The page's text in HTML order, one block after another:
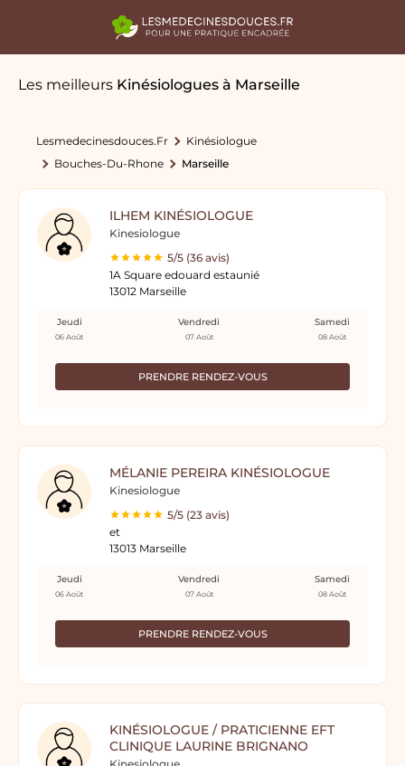
Les meilleurs Kinésiologues à Marseille
Lesmedecinesdouces.fr
Kinésiologue
Bouches-Du-Rhone
Marseille
ILHEM KINÉSIOLOGUE
Kinesiologue
5/5 (36 avis)
1A Square edouard estaunié
13012 Marseille
PRENDRE RENDEZ-VOUS
Jeudi
06 Août
Vendredi
07 Août
Samedi
08 Août
MÉLANIE PEREIRA KINÉSIOLOGUE
Kinesiologue
5/5 (23 avis)
et
13013 Marseille
PRENDRE RENDEZ-VOUS
Jeudi
06 Août
Vendredi
07 Août
Samedi
08 Août
KINÉSIOLOGUE / PRATICIENNE EFT
CLINIQUE LAURINE BRIGNANO